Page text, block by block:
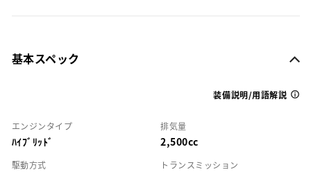
基本スペック
装備説明/用語解説
エンジンタイプ
ﾊｲﾌﾞﾘｯﾄﾞ
排気量
2,500cc
駆動方式 トランスミッション